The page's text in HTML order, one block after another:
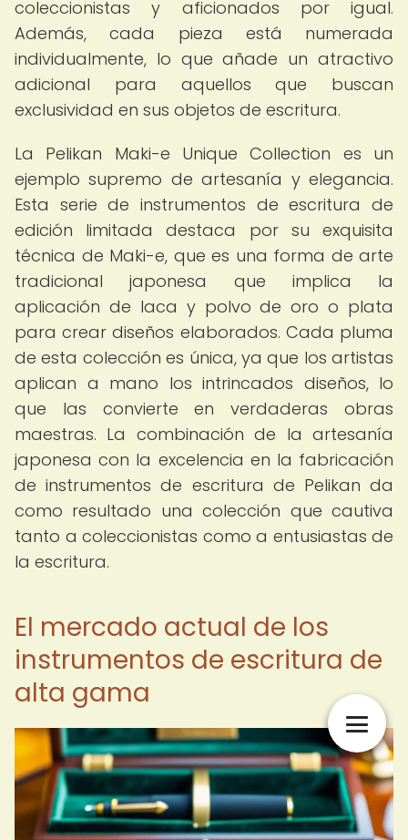
coleccionistas y aficionados por igual.
Además, cada pieza está numerada
individualmente, lo que añade un atractivo
adicional para aquellos que buscan
exclusividad en sus objetos de escritura.
La Pelikan Maki-e Unique Collection es un
ejemplo supremo de artesanía y elegancia.
Esta serie de instrumentos de escritura de
edición limitada destaca por su exquisita
técnica de Maki-e, que es una forma de arte
tradicional japonesa que implica la
aplicación de laca y polvo de oro o plata
para crear diseños elaborados. Cada pluma
de esta colección es única, ya que los artistas
aplican a mano los intrincados diseños, lo
que las convierte en verdaderas obras
maestras. La combinación de la artesanía
japonesa con la excelencia en la fabricación
de instrumentos de escritura de Pelikan da
como resultado una colección que cautiva
tanto a coleccionistas como a entusiastas de
la escritura.
El mercado actual de los
instrumentos de escritura de
alta gama